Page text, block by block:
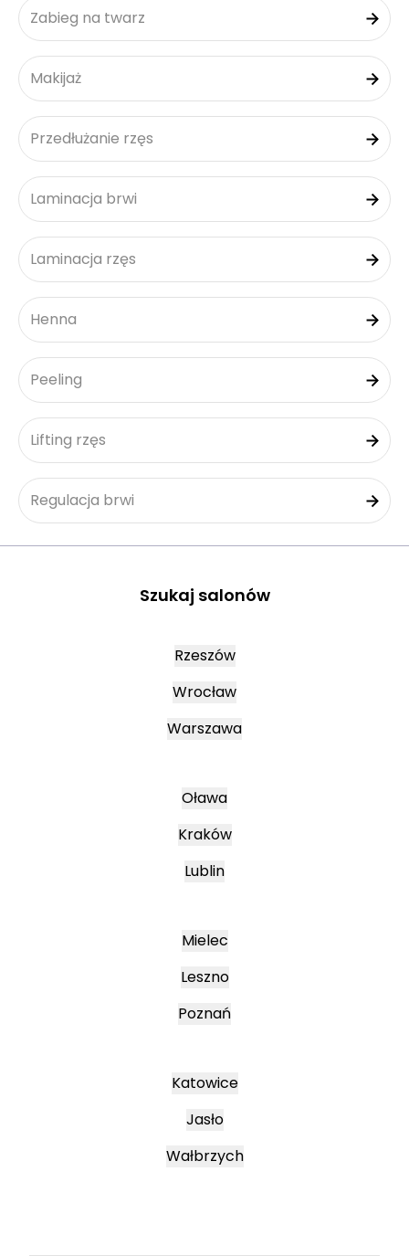
Zabieg na twarz
Makijaż
Przedłużanie rzęs
Laminacja brwi
Laminacja rzęs
Henna
Peeling
Lifting rzęs
Regulacja brwi
Szukaj salonów
Rzeszów
Wrocław
Warszawa
Oława
Kraków
Lublin
Mielec
Leszno
Poznań
Katowice
Jasło
Wałbrzych